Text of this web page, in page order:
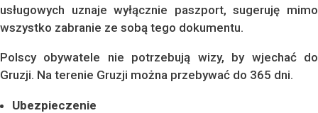
usługowych uznaje wyłącznie paszport, sugeruję mimo
wszystko zabranie ze sobą tego dokumentu.
Polscy obywatele nie potrzebują wizy, by wjechać do
Gruzji. Na terenie Gruzji można przebywać do 365 dni.
Ubezpieczenie